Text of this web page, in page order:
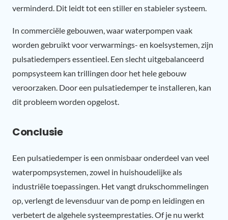
verminderd. Dit leidt tot een stiller en stabieler systeem.
In commerciële gebouwen, waar waterpompen vaak
worden gebruikt voor verwarmings- en koelsystemen, zijn
pulsatiedempers essentieel. Een slecht uitgebalanceerd
pompsysteem kan trillingen door het hele gebouw
veroorzaken. Door een pulsatiedemper te installeren, kan
dit probleem worden opgelost.
Conclusie
Een pulsatiedemper is een onmisbaar onderdeel van veel
waterpompsystemen, zowel in huishoudelijke als
industriële toepassingen. Het vangt drukschommelingen
op, verlengt de levensduur van de pomp en leidingen en
verbetert de algehele systeemprestaties. Of je nu werkt